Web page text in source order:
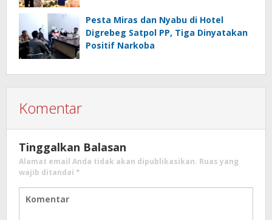
Pesta Miras dan Nyabu di Hotel
Digrebeg Satpol PP, Tiga Dinyatakan
Positif Narkoba
Komentar
Tinggalkan Balasan
Alamat email Anda tidak akan dipublikasikan. Ruas yang
wajib ditandai *